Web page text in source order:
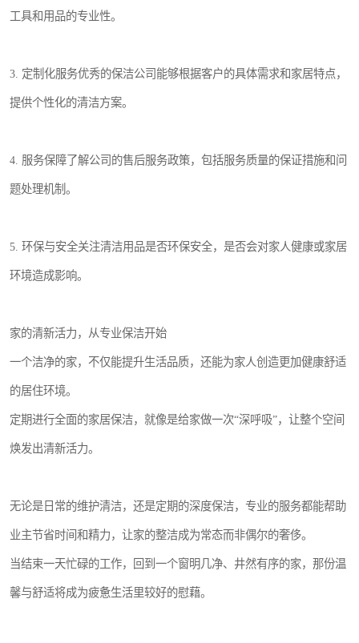
工具和用品的专业性。
3. 定制化服务优秀的保洁公司能够根据客户的具体需求和家居特点，
提供个性化的清洁方案。
4. 服务保障了解公司的售后服务政策，包括服务质量的保证措施和问
题处理机制。
5. 环保与安全关注清洁用品是否环保安全，是否会对家人健康或家居
环境造成影响。
家的清新活力，从专业保洁开始
一个洁净的家，不仅能提升生活品质，还能为家人创造更加健康舒适
的居住环境。
定期进行全面的家居保洁，就像是给家做一次“深呼吸”，让整个空间
焕发出清新活力。
无论是日常的维护清洁，还是定期的深度保洁，专业的服务都能帮助
业主节省时间和精力，让家的整洁成为常态而非偶尔的奢侈。
当结束一天忙碌的工作，回到一个窗明几净、井然有序的家，那份温
馨与舒适将成为疲惫生活里较好的慰藉。